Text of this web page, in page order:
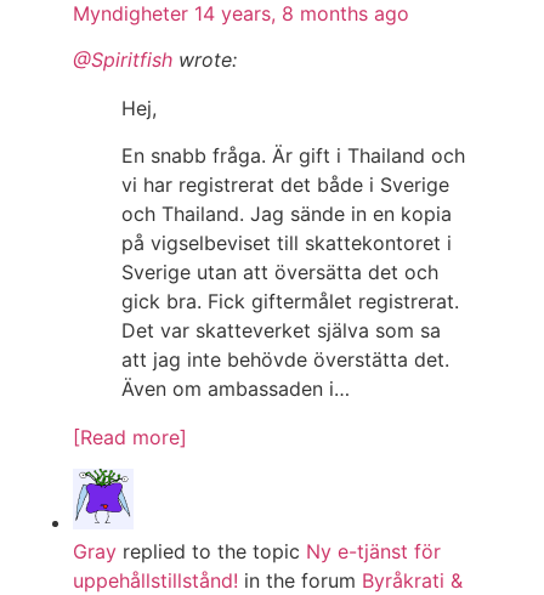
Myndigheter 14 years, 8 months ago
@Spiritfish wrote:
Hej,
En snabb fråga. Är gift i Thailand och
vi har registrerat det både i Sverige
och Thailand. Jag sände in en kopia
på vigselbeviset till skattekontoret i
Sverige utan att översätta det och
gick bra. Fick giftermålet registrerat.
Det var skatteverket själva som sa
att jag inte behövde överstätta det.
Även om ambassaden i…
[Read more]
Gray replied to the topic Ny e-tjänst för
uppehållstillstånd! in the forum Byråkrati &